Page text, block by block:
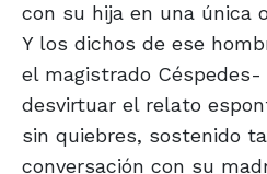
con su hija en una única
Y los dichos de ese
el magistrado
desvirtuar el relato
sin quiebres, sostenido
conversación con su